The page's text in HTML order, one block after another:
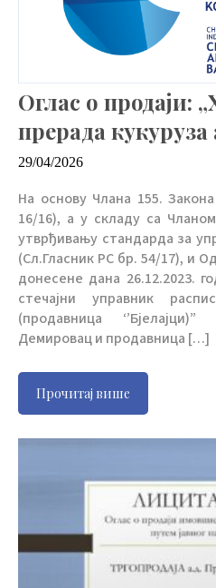
Оглас о продаји:
прерада кукуруза
29/04/2026
На основу Члана 155.
16/16), а у складу са
утврђивању стандарда за
(Сл.Гласник РС бр. 54/17), и
донесене дана 26.12.2023.
стечајни управник
(продавница
Демировац и продавница […]
Прочитај више